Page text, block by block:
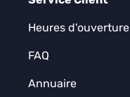
Heures d'ouverture
FAQ
Annuaire